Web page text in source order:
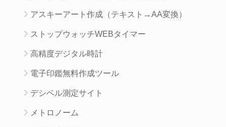
アスキーアート作成（テキスト→AA変換）
ストップウォッチWEBタイマー
高精度デジタル時計
電子印鑑無料作成ツール
デシベル測定サイト
メトロノーム